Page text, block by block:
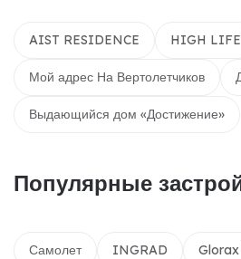
AIST RESIDENCE HIGH LIFE
Мой адрес На Вертолетчиков
Выдающийся дом «Достижение»
Популярные
Самолет INGRAD